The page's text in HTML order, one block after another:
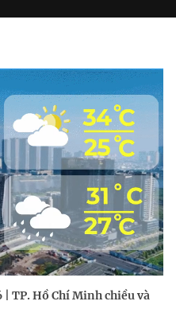
TP. Hồ Chí Minh chiều và